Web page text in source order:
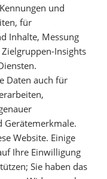
und
für
Inhalte, Messung
Insights
Daten auch für
Gerätemerkmale.
Website. Einige
Ihre Einwilligung
Sie haben das